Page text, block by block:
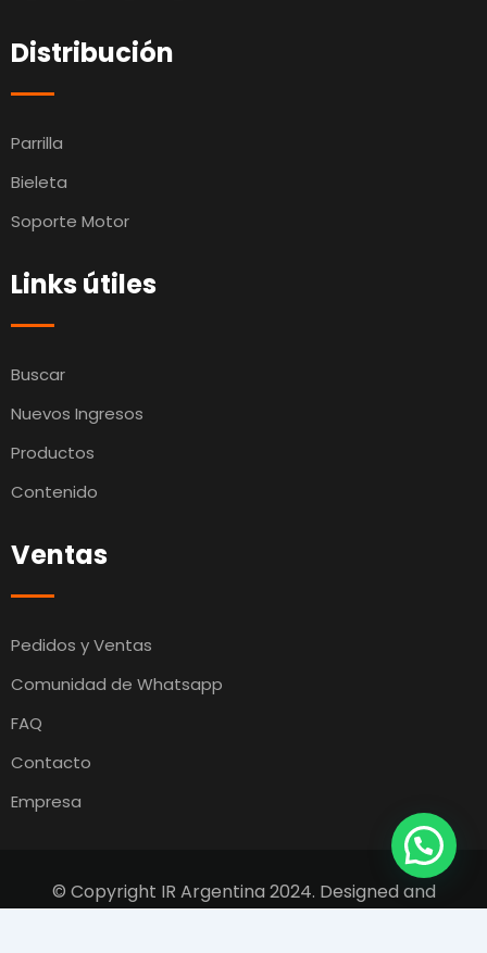
Distribución
Parrilla
Bieleta
Soporte Motor
Links útiles
Buscar
Nuevos Ingresos
Productos
Contenido
Ventas
Pedidos y Ventas
Comunidad de Whatsapp
FAQ
Contacto
Empresa
© Copyright IR Argentina 2024. Designed and